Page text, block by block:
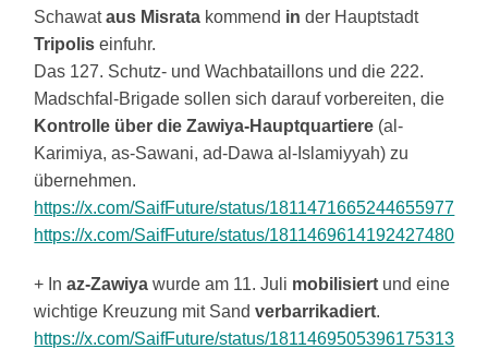
Schawataus Misrata kommend in der Hauptstadt
Tripolis einfuhr.
Das 127. Schutz- und Wachbataillons und die 222.
Madschfal-Brigade sollen sich darauf vorbereiten, die
Kontrolle über die Zawiya-Hauptquartiere (al-
Karimiya, as-Sawani, ad-Dawa al-Islamiyyah) zu
übernehmen.
https://x.com/SaifFuture/status/1811471665244655977
https://x.com/SaifFuture/status/1811469614192427480
+ Inaz-Zawiya wurde am 11. Juli mobilisiert und eine
wichtige Kreuzung mit Sandverbarrikadiert.
https://x.com/SaifFuture/status/1811469505396175313